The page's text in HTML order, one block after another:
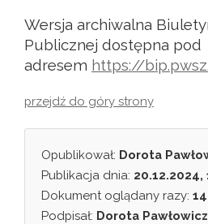
Wersja archiwalna
Publicznej dostępna pod
adresem https://
przejdź do góry strony
Opublikował: Dorota
Publikacja dnia: 20.12.2024,
Dokument oglądany razy:
Podpisał: Dorota Pawłowicz